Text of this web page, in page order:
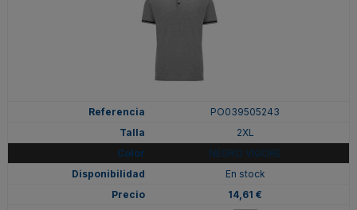
PO039505243
2XL
NEGRO VIGORE
En stock
14,61 €